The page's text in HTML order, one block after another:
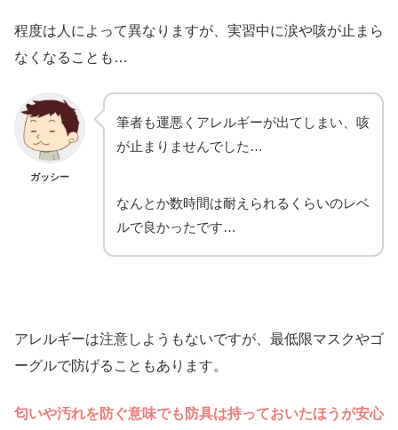
程度は人によって異なりますが、実習中に涙や咳が止まら
なくなることも…
ガッシー
筆者も運悪くアレルギーが出てしまい、咳
が止まりませんでした…
なんとか数時間は耐えられるくらいのレベ
ルで良かったです…
アレルギーは注意しようもないですが、最低限マスクやゴ
ーグルで防げることもあります。
匂いや汚れを防ぐ意味でも防具は持っておいたほうが安心